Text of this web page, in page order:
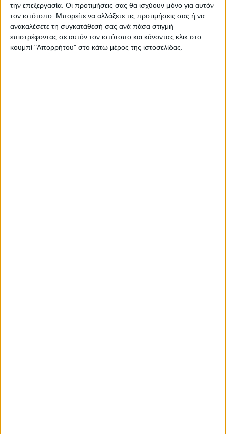
την επεξεργασία. Οι προτιμήσεις σας θα ισχύουν μόνο για αυτόν
τον ιστότοπο. Μπορείτε να αλλάξετε τις προτιμήσεις σας ή να
ανακαλέσετε τη συγκατάθεσή σας ανά πάσα στιγμή
επιστρέφοντας σε αυτόν τον ιστότοπο και κάνοντας κλικ στο
κουμπί "Απορρήτου" στο κάτω μέρος της ιστοσελίδας.
ΠΑΡΟΜΟΙΑ ΑΡΘΡΑ